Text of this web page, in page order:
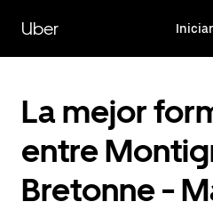
contenido
principal
Uber
La mejor
entre
Bretonne -